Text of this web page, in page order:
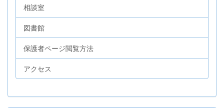
相談室
図書館
保護者ページ閲覧方法
アクセス